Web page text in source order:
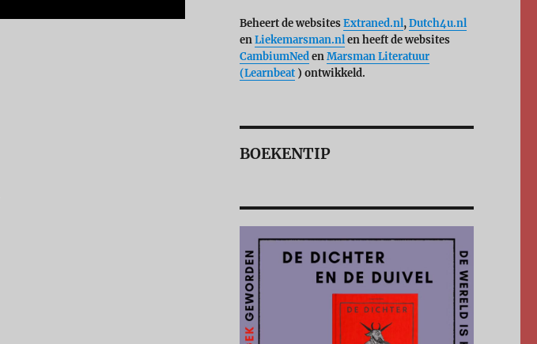
Beheert de websitesExtraned.nl,Dutch4u.nl
enLiekemarsman.nlen heeft de websites
CambiumNedenMarsman Literatuur
(Learnbeat) ontwikkeld.
BOEKENTIP